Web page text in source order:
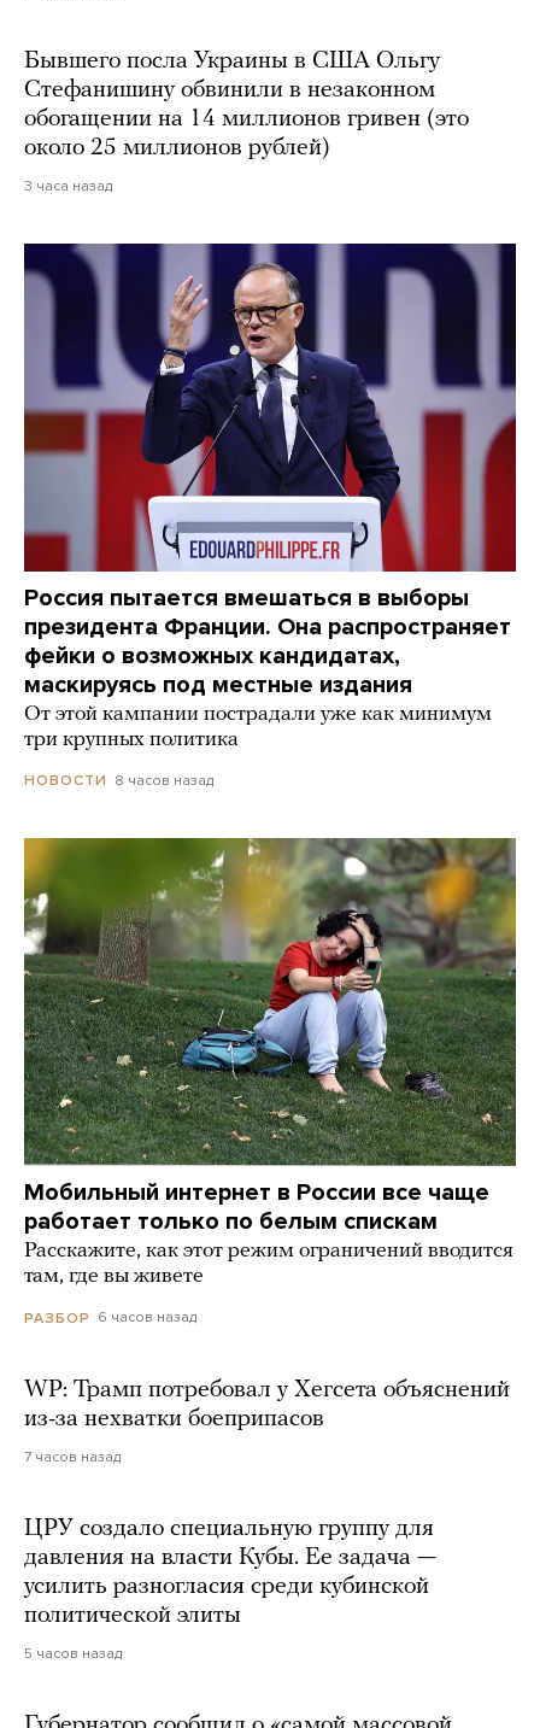
Бывшего посла Украины в США Ольгу
Стефанишину обвинили в незаконном
обогащении на 14 миллионов гривен (это
около 25 миллионов рублей)
3 часа назад
Россия пытается вмешаться в выборы
президента Франции. Она распространяет
фейки о возможных кандидатах,
маскируясь под местные издания
От этой кампании пострадали уже как минимум
три крупных политика
НОВОСТИ 8 часов назад
Мобильный интернет в России все чаще
работает только по белым спискам
Расскажите, как этот режим ограничений вводится
там, где вы живете
РАЗБОР 6 часов назад
WP: Трамп потребовал у Хегсета объяснений
из-за нехватки боеприпасов
7 часов назад
ЦРУ создало специальную группу для
давления на власти Кубы. Ее задача —
усилить разногласия среди кубинской
политической элиты
5 часов назад